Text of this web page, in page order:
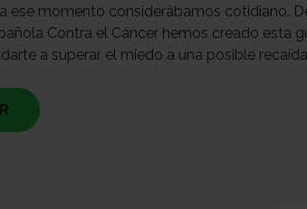
ese momento considerábamos cotidiano.
Contra el Cáncer hemos creado esta
a superar el miedo a una posible